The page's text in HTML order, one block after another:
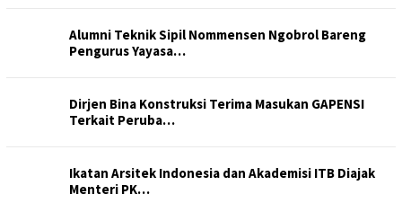
Alumni Teknik Sipil Nommensen Ngobrol Bareng
Pengurus Yayasa…
Dirjen Bina Konstruksi Terima Masukan GAPENSI
Terkait Peruba…
Ikatan Arsitek Indonesia dan Akademisi ITB Diajak
Menteri PK…